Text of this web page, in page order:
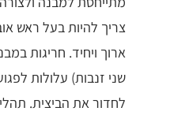
צריך להיות בעל ראש
ארוך ויחיד. חריגות
שני זנבות) עלולות
לחדור את הביצית.